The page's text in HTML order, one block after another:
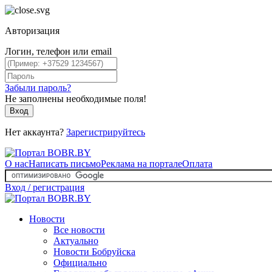
Авторизация
Логин, телефон или email
Забыли пароль?
Не заполнены необходимые поля!
Вход
Нет аккаунта? Зарегистрируйтесь
О насНаписать письмоРеклама на порталеОплата
Вход / регистрация
Новости
Все новости
Актуально
Новости Бобруйска
Официально